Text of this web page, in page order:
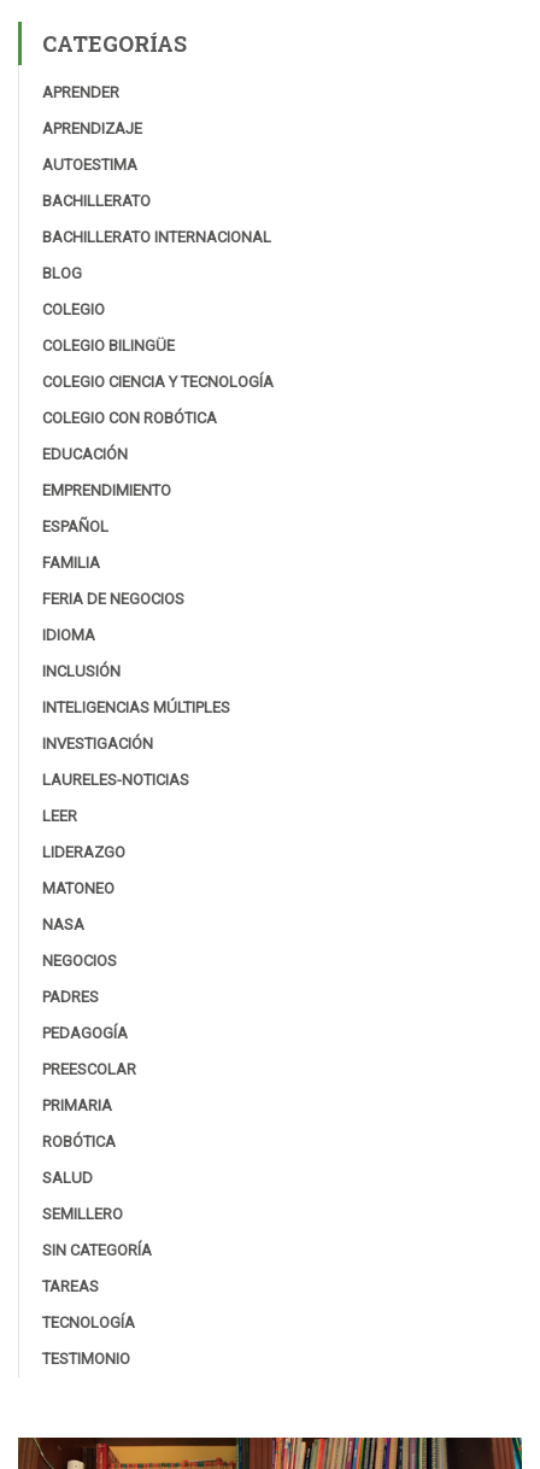
CATEGORÍAS
APRENDER
APRENDIZAJE
AUTOESTIMA
BACHILLERATO
BACHILLERATO INTERNACIONAL
BLOG
COLEGIO
COLEGIO BILINGÜE
COLEGIO CIENCIA Y TECNOLOGÍA
COLEGIO CON ROBÓTICA
EDUCACIÓN
EMPRENDIMIENTO
ESPAÑOL
FAMILIA
FERIA DE NEGOCIOS
IDIOMA
INCLUSIÓN
INTELIGENCIAS MÚLTIPLES
INVESTIGACIÓN
LAURELES-NOTICIAS
LEER
LIDERAZGO
MATONEO
NASA
NEGOCIOS
PADRES
PEDAGOGÍA
PREESCOLAR
PRIMARIA
ROBÓTICA
SALUD
SEMILLERO
SIN CATEGORÍA
TAREAS
TECNOLOGÍA
TESTIMONIO